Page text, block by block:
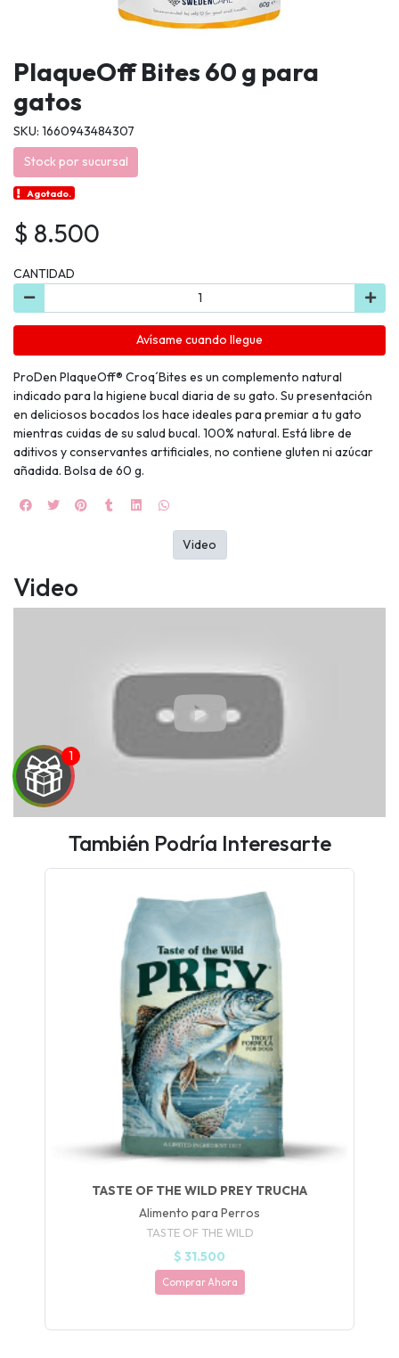
PlaqueOff Bites 60 g para
gatos
SKU: 1660943484307
Stock por sucursal
Agotado.
$ 8.500
CANTIDAD
Avísame cuando llegue
ProDen PlaqueOff® Croq´Bites es un complemento natural
indicado para la higiene bucal diaria de su gato. Su presentación
en deliciosos bocados los hace ideales para premiar a tu gato
mientras cuidas de su salud bucal. 100% natural. Está libre de
aditivos y conservantes artificiales, no contiene gluten ni azúcar
añadida. Bolsa de 60 g.
Video
Video
También Podría Interesarte
TASTE OF THE WILD PREY TRUCHA
Alimento para Perros
TASTE OF THE WILD
$ 31.500
Comprar Ahora